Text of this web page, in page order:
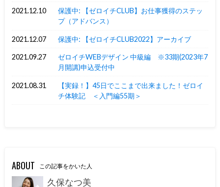
2021.12.10
保護中: 【ゼロイチCLUB】お仕事獲得のステッ
プ（アドバンス）
2021.12.07 保護中: 【ゼロイチCLUB2022】アーカイブ
2021.09.27
ゼロイチWEBデザイン 中級編 ※33期(2023年7
月開講)申込受付中
2021.08.31
【実録！】45日でここまで出来ました！ゼロイ
チ体験記 ＜入門編55期＞
ABOUT この記事をかいた人
久保なつ美